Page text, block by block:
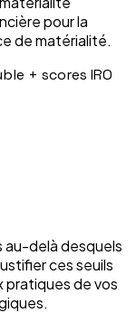
pour la
de matérialité.
+ scores IRO
delà desquels
ces seuils
de vos